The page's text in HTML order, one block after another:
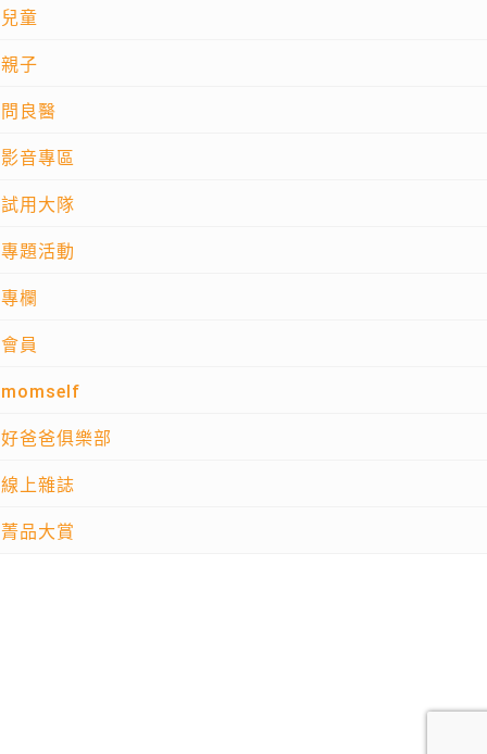
兒童
親子
問良醫
影音專區
試用大隊
專題活動
專欄
會員
momself
好爸爸俱樂部
線上雜誌
菁品大賞